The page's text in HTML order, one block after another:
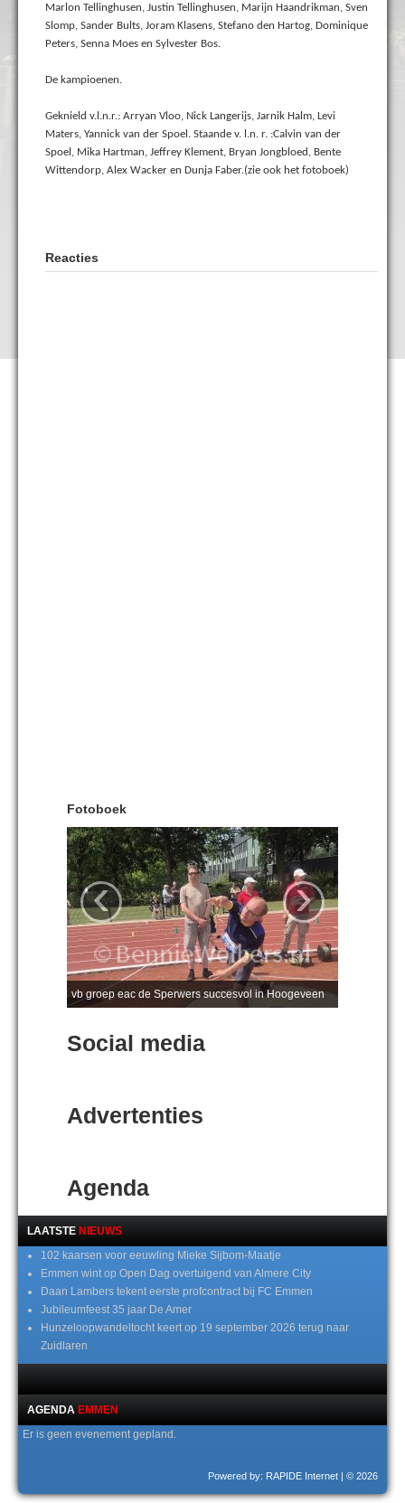
Marlon Tellinghusen, Justin Tellinghusen, Marijn Haandrikman, Sven
Slomp, Sander Bults, Joram Klasens, Stefano den Hartog, Dominique
Peters, Senna Moes en Sylvester Bos.
De kampioenen.
Geknield v.l.n.r.: Arryan Vloo, Nick Langerijs, Jarnik Halm, Levi
Maters, Yannick van der Spoel. Staande v. l.n. r. :Calvin van der
Spoel, Mika Hartman, Jeffrey Klement, Bryan Jongbloed, Bente
Wittendorp, Alex Wacker en Dunja Faber.(zie ook het fotoboek)
Reacties
Fotoboek
vb groep eac de Sperwers succesvol in Hoogeveen
‹ ›
Social media
Advertenties
Agenda
LAATSTE NIEUWS
102 kaarsen voor eeuwling Mieke Sijbom-Maatje
Emmen wint op Open Dag overtuigend van Almere City
Daan Lambers tekent eerste profcontract bij FC Emmen
Jubileumfeest 35 jaar De Amer
Hunzeloopwandeltocht keert op 19 september 2026 terug naar
Zuidlaren
AGENDA EMMEN
Er is geen evenement gepland.
Powered by: RAPIDE Internet | © 2026